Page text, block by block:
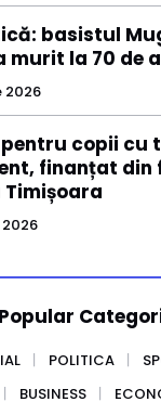
basistul
murit la 70 de
2026
pentru copii cu
finanțat din
Timișoara
2026
Popular
POLITICA
BUSINESS